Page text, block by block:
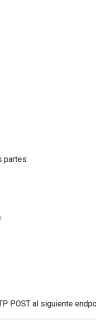
partes:
POST al siguiente